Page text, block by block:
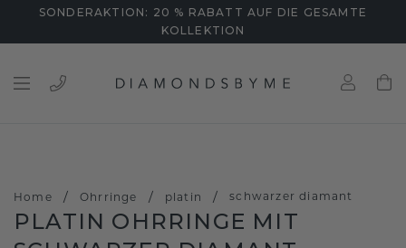
SONDERAKTION: 20 % RABATT AUF DIE GESAMTE
KOLLEKTION
Home / Ohrringe / platin / schwarzer diamant
PLATIN OHRRINGE MIT